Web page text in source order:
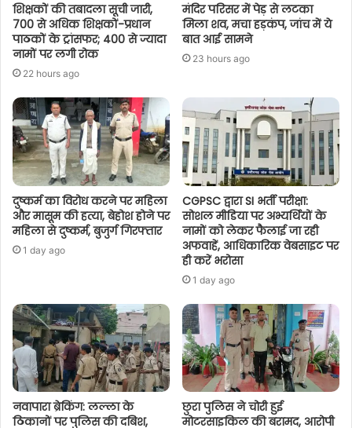
शिक्षकों की तबादला सूची जारी,
700 से अधिक शिक्षकों-प्रधान
पाठकों के ट्रांसफर; 400 से ज्यादा
नामों पर लगी रोक
22 hours ago
मंदिर परिसर में पेड़ से लटका
मिला शव, मचा हड़कंप, जांच में ये
बात आई सामने
23 hours ago
दुष्कर्म का विरोध करने पर महिला
और मासूम की हत्या, बेहोश होने पर
महिला से दुष्कर्म, बुजुर्ग गिरफ्तार
1 day ago
CGPSC द्वारा SI भर्ती परीक्षा:
सोशल मीडिया पर अभ्यर्थियों के
नामों को लेकर फैलाई जा रही
अफवाहें, आधिकारिक वेबसाइट पर
ही करें भरोसा
1 day ago
नवापारा ब्रेकिंग: लल्ला के
ठिकानों पर पुलिस की दबिश,
छुरा पुलिस ने चोरी हुई
मोटरसाइकिल की बरामद, आरोपी